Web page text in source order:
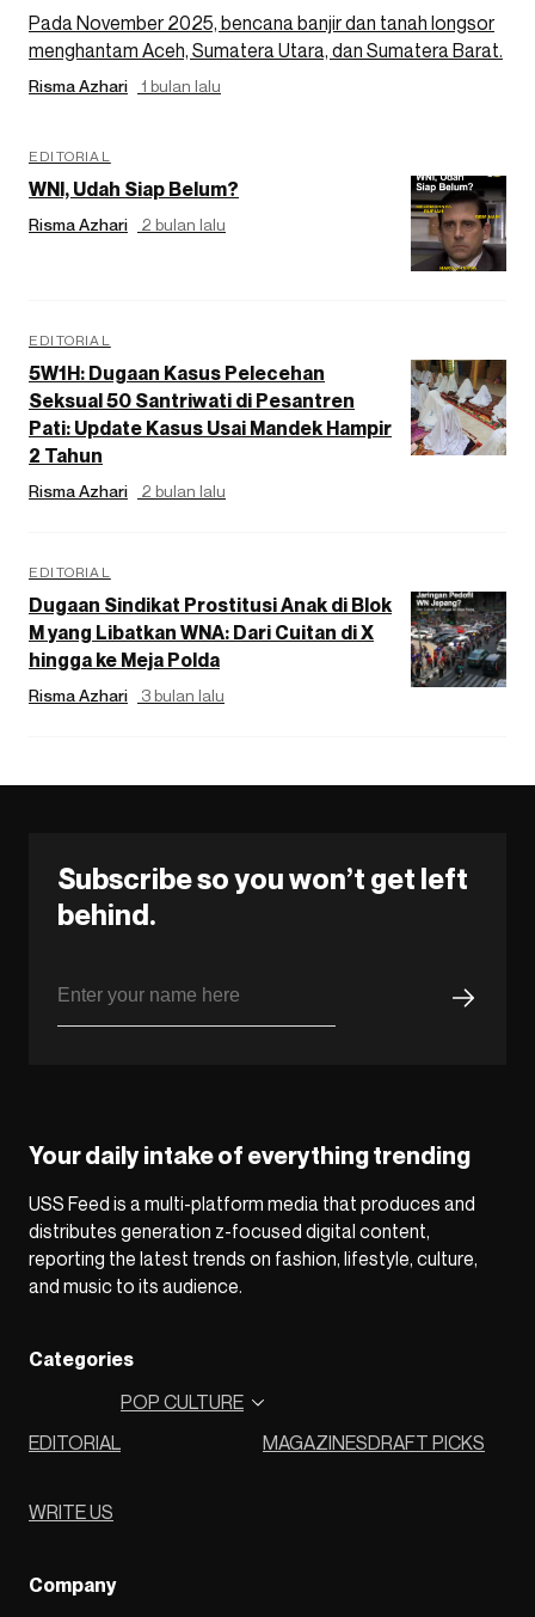
Pada November 2025, bencana banjir dan tanah longsor
menghantam Aceh, Sumatera Utara, dan Sumatera Barat.
Risma Azhari 1 bulan lalu
EDITORIAL
WNI, Udah Siap Belum?
Risma Azhari 2 bulan lalu
EDITORIAL
5W1H: Dugaan Kasus Pelecehan
Seksual 50 Santriwati di Pesantren
Pati: Update Kasus Usai Mandek Hampir
2 Tahun
Risma Azhari 2 bulan lalu
EDITORIAL
Dugaan Sindikat Prostitusi Anak di Blok
M yang Libatkan WNA: Dari Cuitan di X
hingga ke Meja Polda
Risma Azhari 3 bulan lalu
Subscribe so you won’t get left
behind.
Your daily intake of everything trending
USS Feed is a multi-platform media that produces and
distributes generation z-focused digital content,
reporting the latest trends on fashion, lifestyle, culture,
and music to its audience.
Categories
EDITORIAL
POP CULTURE
MAGAZINESDRAFT PICKS
WRITE US
Company